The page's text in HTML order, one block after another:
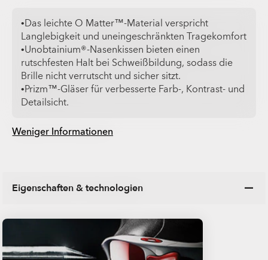
Weniger Informationen
•Das leichte O Matter™-Material verspricht
Langlebigkeit und uneingeschränkten Tragekomfort
•Unobtainium®-Nasenkissen bieten einen
rutschfesten Halt bei Schweißbildung, sodass die
Brille nicht verrutscht und sicher sitzt.
•Prizm™-Gläser für verbesserte Farb-, Kontrast- und
Detailsicht.
Eigenschaften & technologien